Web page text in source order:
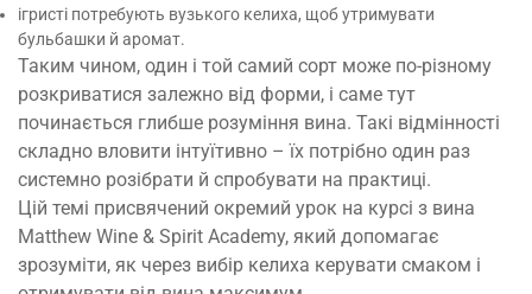
ігристі потребують вузького келиха, щоб утримувати
бульбашки й аромат.
Таким чином, один і той самий сорт може по-різному
розкриватися залежно від форми, і саме тут
починається глибше розуміння вина. Такі відмінності
складно вловити інтуїтивно – їх потрібно один раз
системно розібрати й спробувати на практиці.
Цій темі присвячений окремий урок на курсі з вина
Matthew Wine & Spirit Academy, який допомагає
зрозуміти, як через вибір келиха керувати смаком і